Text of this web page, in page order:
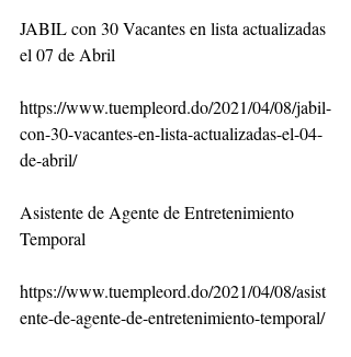
JABIL con 30 Vacantes en lista actualizadas
el 07 de Abril
https://www.tuempleord.do/2021/04/08/jabil-
con-30-vacantes-en-lista-actualizadas-el-04-
de-abril/
Asistente de Agente de Entretenimiento
Temporal
https://www.tuempleord.do/2021/04/08/asist
ente-de-agente-de-entretenimiento-temporal/